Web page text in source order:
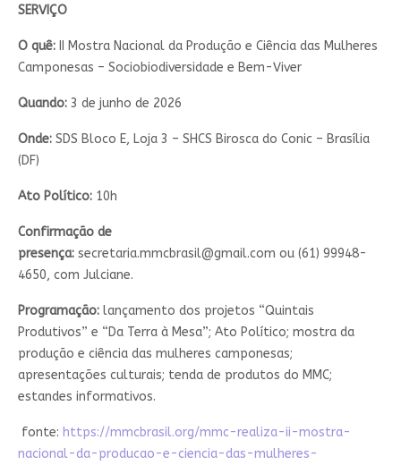
SERVIÇO
O quê:II Mostra Nacional da Produção e Ciência das Mulheres
Camponesas – Sociobiodiversidade e Bem-Viver
Quando:3 de junho de 2026
Onde:SDS Bloco E, Loja 3 – SHCS Birosca do Conic – Brasília
(DF)
Ato Político:10h
Confirmação de
presença: secretaria.mmcbrasil@gmail.com ou (61) 99948-
4650, com Julciane.
Programação:lançamento dos projetos “Quintais
Produtivos” e “Da Terra à Mesa”; Ato Político; mostra da
produção e ciência das mulheres camponesas;
apresentações culturais; tenda de produtos do MMC;
estandes informativos.
fonte: https://mmcbrasil.org/mmc-realiza-ii-mostra-
nacional-da-producao-e-ciencia-das-mulheres-